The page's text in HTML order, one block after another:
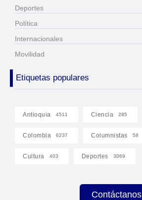
Deportes
Política
Internacionales
Movilidad
Etiquetas populares
Antioquia 4511 Ciencia 285
Colombia 6237 Columnistas 58
Cultura 403 Deportes 3069
Contáctanos